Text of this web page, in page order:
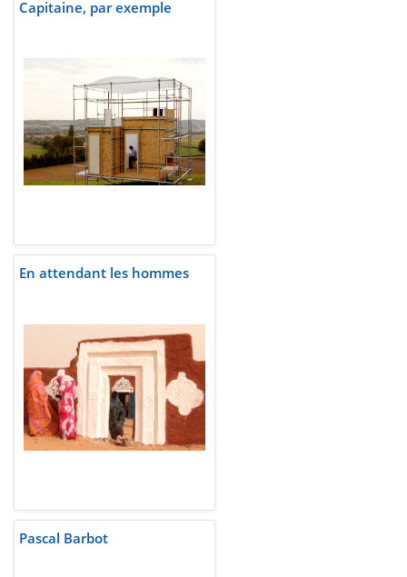
Capitaine, par exemple
En attendant les hommes
Pascal Barbot